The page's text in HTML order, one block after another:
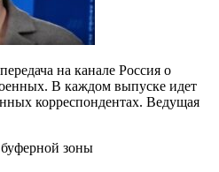
на канале Россия о
В каждом выпуске идет
корреспондентах. Ведущая
зоны